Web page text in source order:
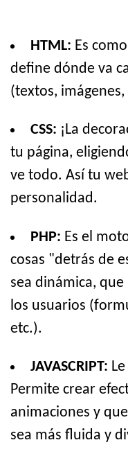
HTML: Es
define dónde va
(textos,
CSS: ¡La
tu página,
ve todo. Así tu
personalidad.
PHP: Es el
cosas "detrás de
sea dinámica,
los usuarios
etc.).
JAVASCRIPT:
Permite crear
animaciones y
sea más fluida y